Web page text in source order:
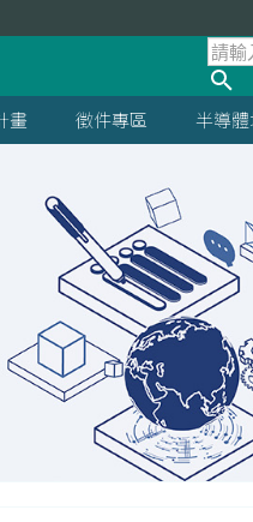
畫 徵件專區 半導